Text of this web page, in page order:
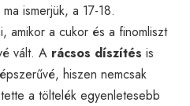
ismerjük, a 17-18.
amikor a cukor és a finomliszt
vált. A rácsos díszítés is
hiszen nemcsak
a töltelék egyenletesebb